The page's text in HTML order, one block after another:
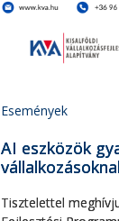
Események
AI eszközök
Tisztelettel